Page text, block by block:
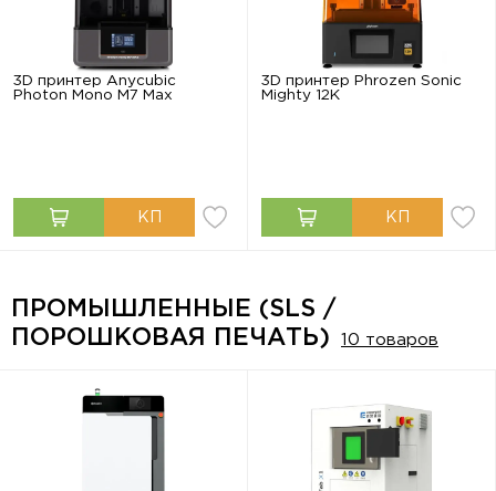
3D принтер Anycubic
Photon Mono M7 Max
3D принтер Phrozen Sonic
Mighty 12K
ПРОМЫШЛЕННЫЕ (SLS /
ПОРОШКОВАЯ ПЕЧАТЬ)
10 товаров